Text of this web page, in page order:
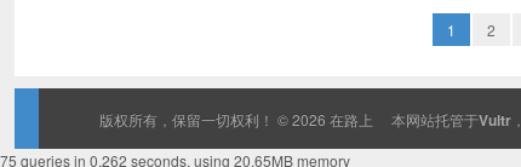
1 2
版权所有，保留一切权利！ © 2026 在路上 本网站托管于Vultr
75 queries in 0.262 seconds, using 20.65MB memory